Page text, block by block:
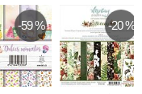
-59 % -20 %